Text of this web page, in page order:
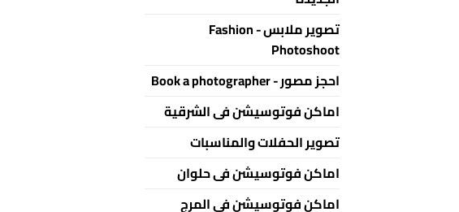
تصوير ملابس - Fashion
Photoshoot
احجز مصور - Book a photographer
اماكن فوتوسيشن فى الشرقية
تصوير الحفلات والمناسبات
اماكن فوتوسيشن فى حلوان
اماكن فوتوسيشن في المرج